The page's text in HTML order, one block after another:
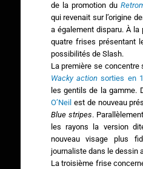
de la promotion du
qui revenait sur l’origine
a également disparu. À la
quatre frises présentant
possibilités de Slash.
La première se concentre
Wacky action sorties en
les gentils de la gamme.
O’Neil est de nouveau
Blue stripes.
les rayons la version
nouveau visage plus
journaliste dans le dessin
La troisième frise